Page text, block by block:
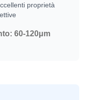
proprietà
60-120μm